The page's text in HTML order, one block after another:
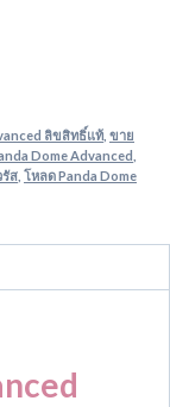
ลิขสิทธิ์แท้ ขาย
Dome Advanced
ส โหลด Panda Dome